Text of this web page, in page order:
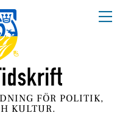
FÖR POLITIK,
KULTUR.